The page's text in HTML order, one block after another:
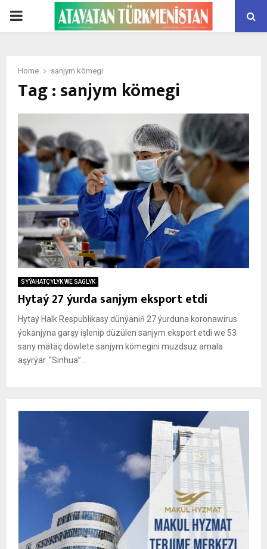
PRIMARY
Home sanjym kömegi
Tag : sanjym kömegi
SYÝAHATÇYLYK WE SAGLYK
Hytaý 27 ýurda sanjym eksport etdi
Hytaý Halk Respublikasy dünýäniň 27 ýurduna koronawirus
ýokanjyna garşy işlenip düzülen sanjym eksport etdi we 53
sany mätäç döwlete sanjym kömegini muzdsuz amala
aşyrýar. “Sinhua”...